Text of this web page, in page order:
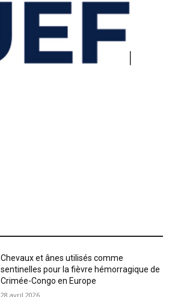
Chevaux et ânes utilisés comme
sentinelles pour la fièvre hémorragique de
Crimée-Congo en Europe
28 avril 2026